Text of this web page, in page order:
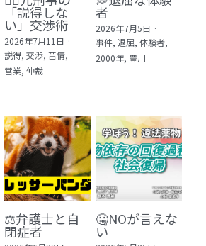
語・情動 13冊
・神秘 30冊
メント・学修 20冊
マーケティング・ビジネスモデ
イル・防災・科学技術 12冊
史・未来予測 11冊
すすめの小説・漫画・ドラマ・
「説得しな
い」交渉術
2026年7月11日 ·
説得, 交渉, 苦情,
営業, 仲裁
者
2026年7月5日 ·
事件, 退屈, 体験者,
2000年, 豊川
⚖️弁護士と自
閉症者
🤐NOが言えな
い